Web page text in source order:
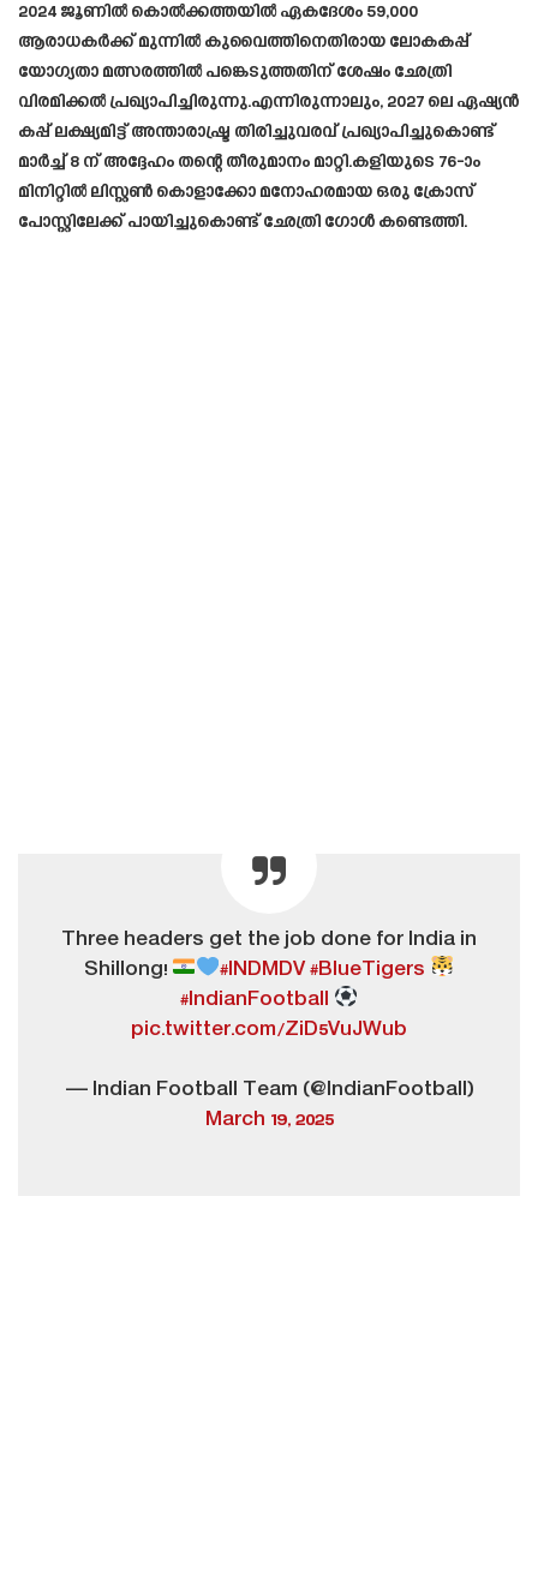
2024 ജൂണിൽ കൊൽക്കത്തയിൽ ഏകദേശം 59,000
ആരാധകർക്ക് മുന്നിൽ കുവൈത്തിനെതിരായ ലോകകപ്പ്
യോഗ്യതാ മത്സരത്തിൽ പങ്കെടുത്തതിന് ശേഷം ഛേത്രി
വിരമിക്കൽ പ്രഖ്യാപിച്ചിരുന്നു.എന്നിരുന്നാലും, 2027 ലെ ഏഷ്യൻ
കപ്പ് ലക്ഷ്യമിട്ട് അന്താരാഷ്ട്ര തിരിച്ചുവരവ് പ്രഖ്യാപിച്ചുകൊണ്ട്
മാർച്ച് 8 ന് അദ്ദേഹം തന്റെ തീരുമാനം മാറ്റി.കളിയുടെ 76-ാം
മിനിറ്റിൽ ലിസ്റ്റൺ കൊളാക്കോ മനോഹരമായ ഒരു ക്രോസ്
പോസ്റ്റിലേക്ക് പായിച്ചുകൊണ്ട് ഛേത്രി ഗോൾ കണ്ടെത്തി.
Three headers get the job done for India in
Shillong!
#INDMDV #BlueTigers
#IndianFootball
pic.twitter.com/ZiD5VuJWub
— Indian Football Team (@IndianFootball)
March 19, 2025